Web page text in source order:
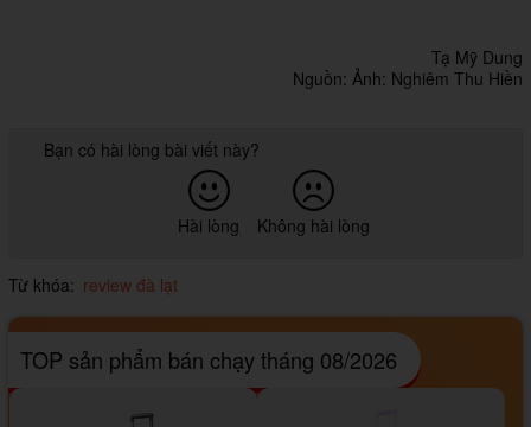
Tạ Mỹ Dung
Nguồn: Ảnh: Nghiêm Thu Hiền
Bạn có hài lòng bài viết này?
Hài lòng Không hài lòng
Từ khóa: review đà lạt
TOP sản phẩm bán chạy tháng 08/2026